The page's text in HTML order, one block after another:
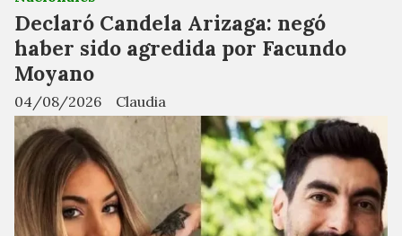
Declaró Candela Arizaga: negó
haber sido agredida por Facundo
Moyano
Claudia
04/08/2026